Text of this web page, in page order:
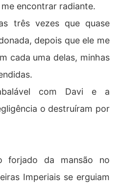
encontrar radiante.
três vezes que quase
depois que ele me
cada uma delas, minhas
com Davi e a
o destruíram por
forjado da mansão no
Imperiais se erguiam